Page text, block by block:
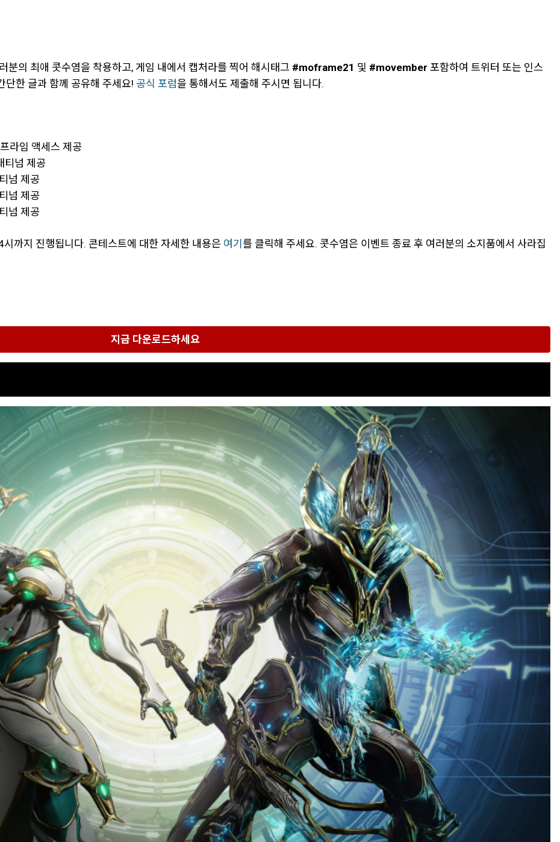
분의 최애 콧수염을 착용하고, 게임 내에서 캡처라를 찍어 해시태그 #moframe21 및 #movember 포함하여 트위터 또는 인스
단한 글과 함께 공유해 주세요! 공식 포럼을 통해서도 제출해 주시면 됩니다.
라임 액세스 제공
티넘 제공
넘 제공
넘 제공
넘 제공
까지 진행됩니다. 콘테스트에 대한 자세한 내용은 여기 를 클릭해 주세요. 콧수염은 이벤트 종료 후 여러분의 소지품에서 사라집
지금 다운로드하세요